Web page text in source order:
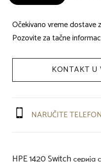
Očekivano vreme dostave
Pozovite za tačne
KONTAKT U
NARUČITE
HPE 1420 Switch серија